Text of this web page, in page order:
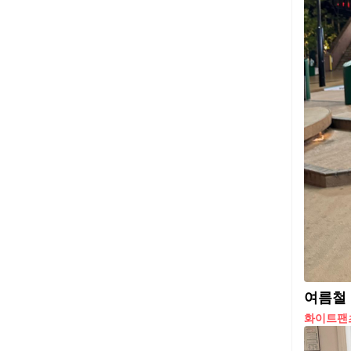
여름철
화이트팬